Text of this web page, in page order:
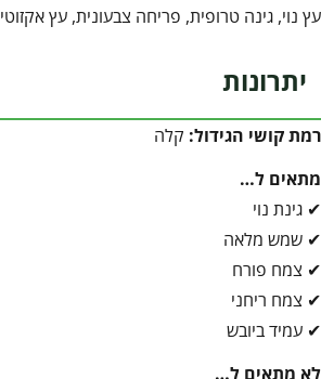
עץ נוי, גינה טרופית, פריחה צבעונית, עץ אקזוטי
יתרונות
רמת קושי הגידול: קלה
מתאים ל…
✔ גינת נוי
✔ שמש מלאה
✔ צמח פורח
✔ צמח ריחני
✔ עמיד ביובש
לא מתאים ל…